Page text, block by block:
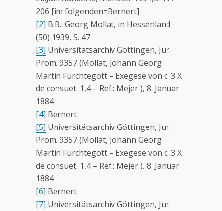
206 [im folgenden=Bernert]
[2] B.B.: Georg Mollat, in Hessenland
(50) 1939, S. 47
[3] Universitätsarchiv Göttingen, Jur.
Prom. 9357 (Mollat, Johann Georg
Martin Fürchtegott – Exegese von c. 3 X
de consuet. 1,4 – Ref.: Mejer ), 8. Januar
1884
[4] Bernert
[5] Universitätsarchiv Göttingen, Jur.
Prom. 9357 (Mollat, Johann Georg
Martin Fürchtegott – Exegese von c. 3 X
de consuet. 1,4 – Ref.: Mejer ), 8. Januar
1884
[6] Bernert
[7] Universitätsarchiv Göttingen, Jur.